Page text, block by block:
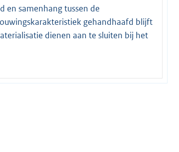
en samenhang tussen de
gehandhaafd blijft
dienen aan te sluiten bij het